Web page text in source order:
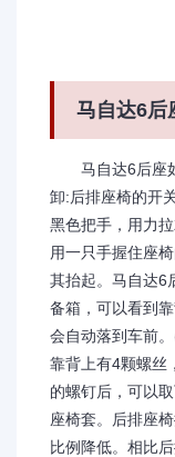
马自达6后
马自达6后座如
卸:后排座椅的开
黑色把手，用力
用一只手握住座
其抬起。马自达6
备箱，可以看到
会自动落到车前
靠背上有4颗螺丝
的螺钉后，可以
座椅套。后排座
比例降低。相比